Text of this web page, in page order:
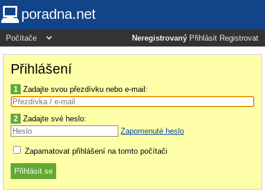
poradna.net
Neregistrovaný Přihlásit Registrovat
Přihlášení
1 Zadajte svou přezdívku nebo e-mail:
2 Zadajte své heslo:
Zapomenuté heslo
Zapamatovat přihlášení na tomto počítači